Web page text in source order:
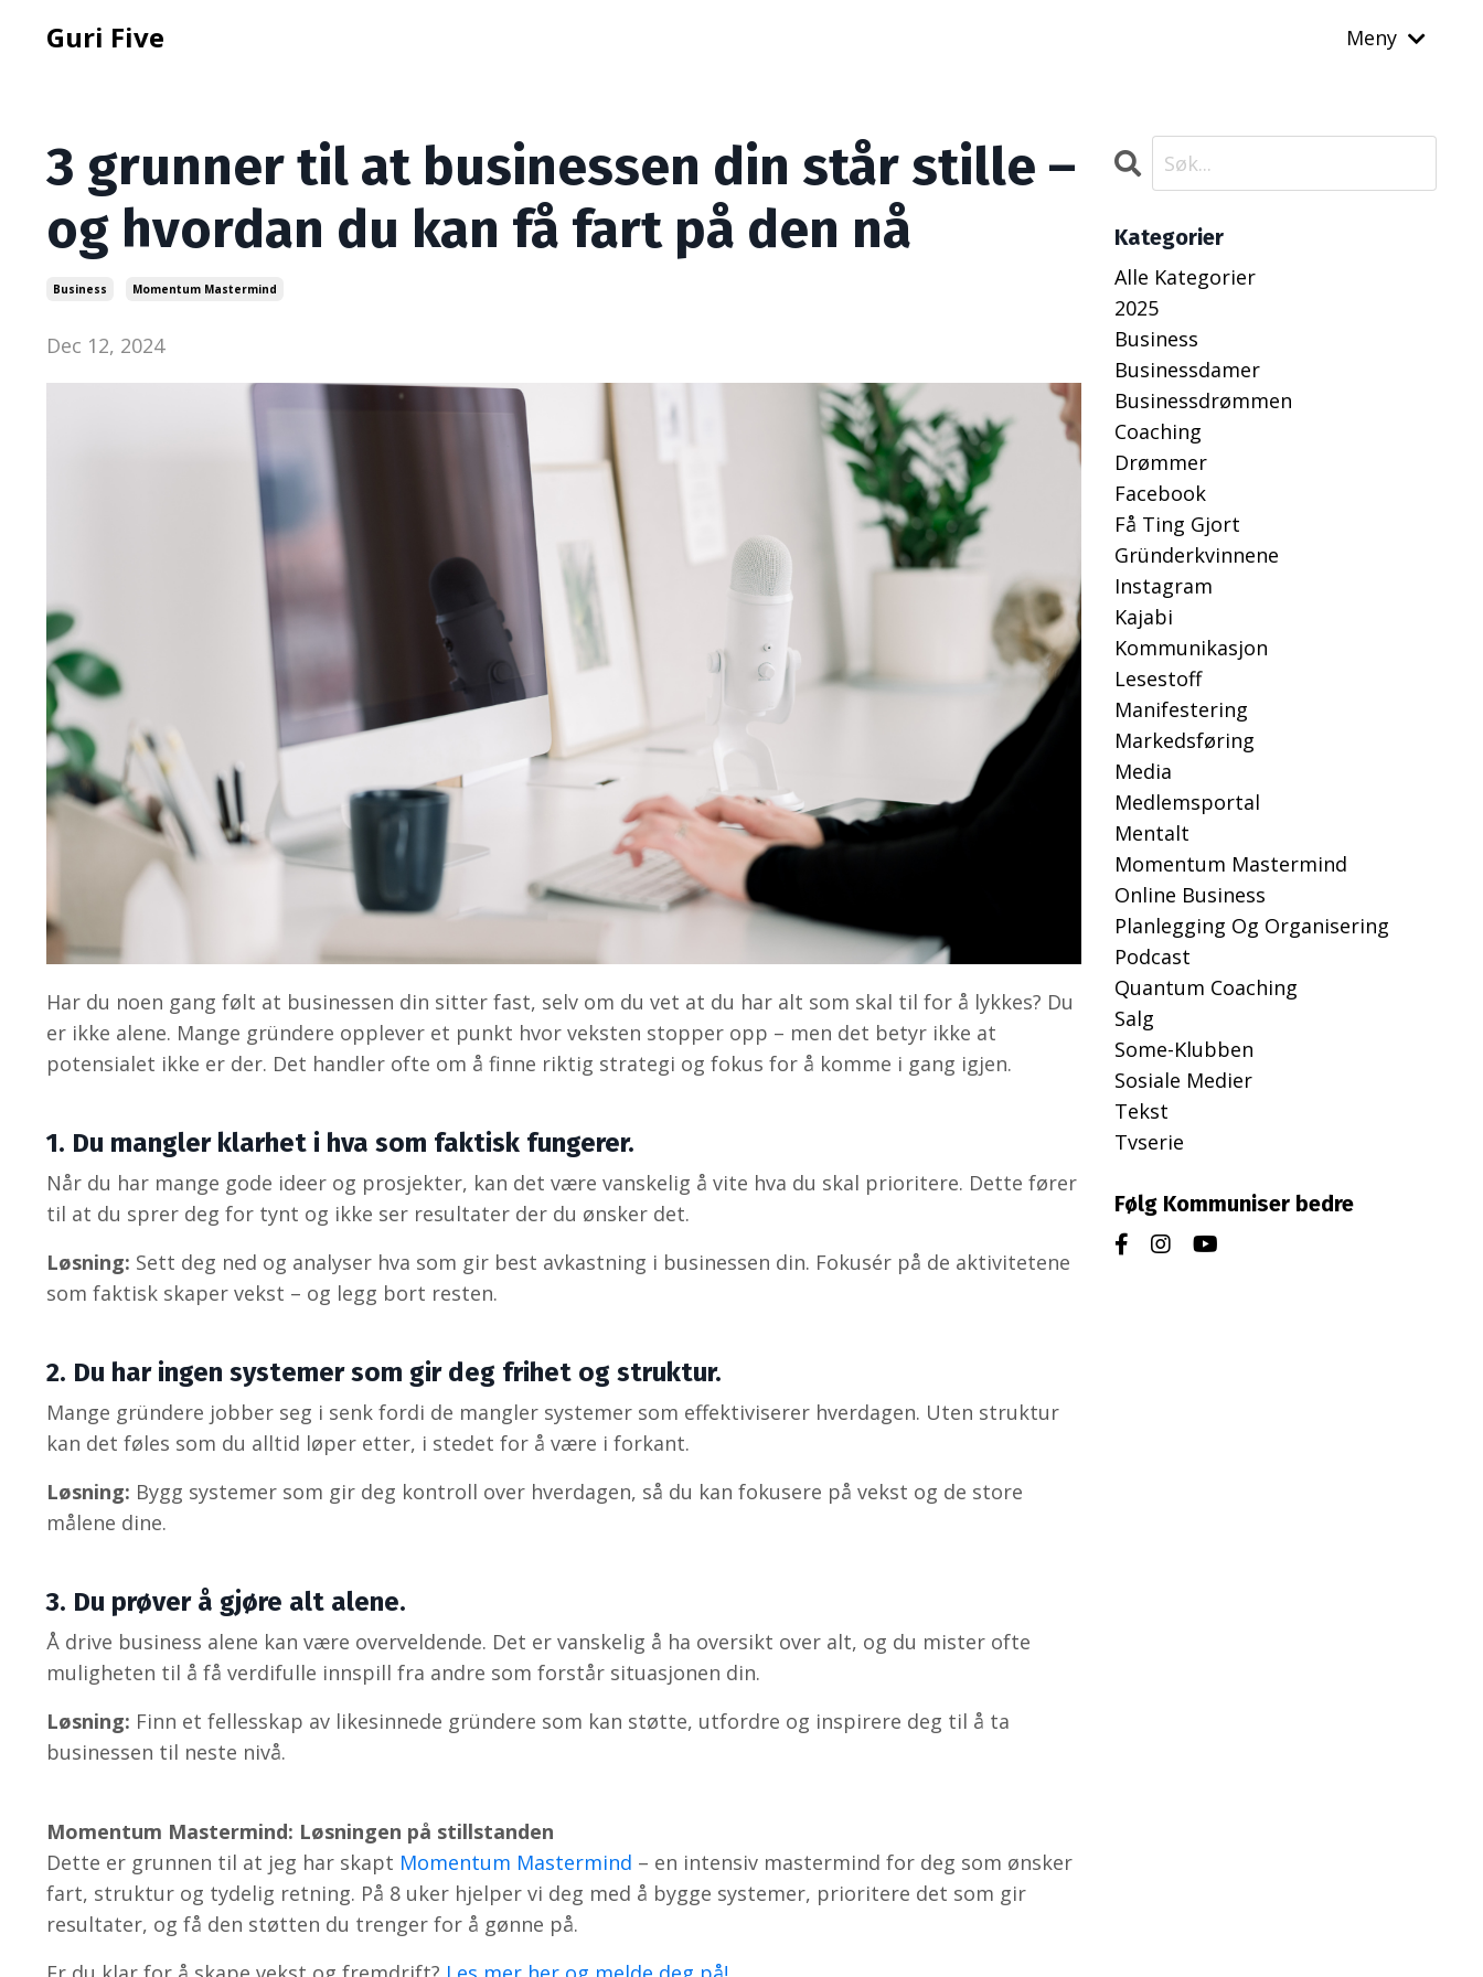
Guri Five Meny
3 grunner til at businessen din står stille –
og hvordan du kan få fart på den nå
Business Momentum Mastermind
Dec 12, 2024
Har du noen gang følt at businessen din sitter fast, selv om du vet at du har alt som skal til for å lykkes? Du
er ikke alene. Mange gründere opplever et punkt hvor veksten stopper opp – men det betyr ikke at
potensialet ikke er der. Det handler ofte om å finne riktig strategi og fokus for å komme i gang igjen.
1. Du mangler klarhet i hva som faktisk fungerer.
Når du har mange gode ideer og prosjekter, kan det være vanskelig å vite hva du skal prioritere. Dette fører
til at du sprer deg for tynt og ikke ser resultater der du ønsker det.
Løsning: Sett deg ned og analyser hva som gir best avkastning i businessen din. Fokusér på de aktivitetene
som faktisk skaper vekst – og legg bort resten.
2. Du har ingen systemer som gir deg frihet og struktur.
Mange gründere jobber seg i senk fordi de mangler systemer som effektiviserer hverdagen. Uten struktur
kan det føles som du alltid løper etter, i stedet for å være i forkant.
Løsning: Bygg systemer som gir deg kontroll over hverdagen, så du kan fokusere på vekst og de store
målene dine.
3. Du prøver å gjøre alt alene.
Å drive business alene kan være overveldende. Det er vanskelig å ha oversikt over alt, og du mister ofte
muligheten til å få verdifulle innspill fra andre som forstår situasjonen din.
Løsning: Finn et fellesskap av likesinnede gründere som kan støtte, utfordre og inspirere deg til å ta
businessen til neste nivå.
Momentum Mastermind: Løsningen på stillstanden
Dette er grunnen til at jeg har skapt Momentum Mastermind – en intensiv mastermind for deg som ønsker
fart, struktur og tydelig retning. På 8 uker hjelper vi deg med å bygge systemer, prioritere det som gir
resultater, og få den støtten du trenger for å gønne på.
Kategorier
Alle Kategorier
2025
Business
Businessdamer
Businessdrømmen
Coaching
Drømmer
Facebook
Få Ting Gjort
Gründerkvinnene
Instagram
Kajabi
Kommunikasjon
Lesestoff
Manifestering
Markedsføring
Media
Medlemsportal
Mentalt
Momentum Mastermind
Online Business
Planlegging Og Organisering
Podcast
Quantum Coaching
Salg
Some-Klubben
Sosiale Medier
Tekst
Tvserie
Følg Kommuniser bedre